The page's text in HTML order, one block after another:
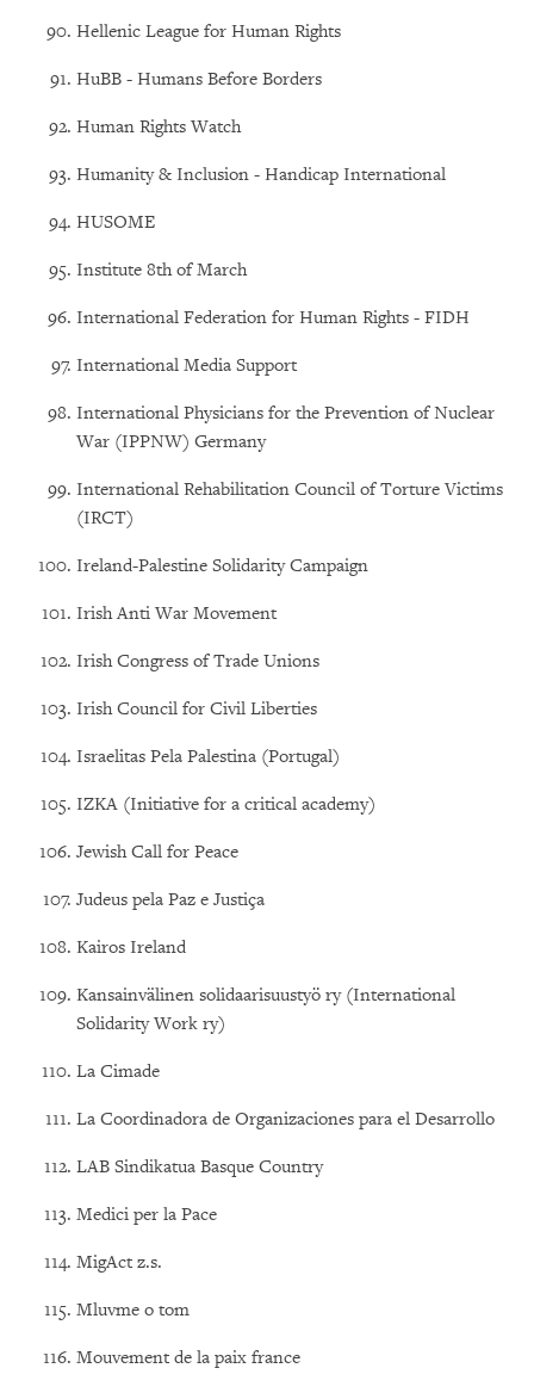
Hellenic League for Human Rights
HuBB - Humans Before Borders
Human Rights Watch
Humanity & Inclusion - Handicap International
HUSOME
Institute 8th of March
International Federation for Human Rights - FIDH
International Media Support
International Physicians for the Prevention of Nuclear
War (IPPNW) Germany
International Rehabilitation Council of Torture Victims
(IRCT)
Ireland-Palestine Solidarity Campaign
Irish Anti War Movement
Irish Congress of Trade Unions
Irish Council for Civil Liberties
Israelitas Pela Palestina (Portugal)
IZKA (Initiative for a critical academy)
Jewish Call for Peace
Judeus pela Paz e Justiça
Kairos Ireland
Kansainvälinen solidaarisuustyö ry (International
Solidarity Work ry)
La Cimade
La Coordinadora de Organizaciones para el Desarrollo
LAB Sindikatua Basque Country
Medici per la Pace
MigAct z.s.
Mluvme o tom
Mouvement de la paix france